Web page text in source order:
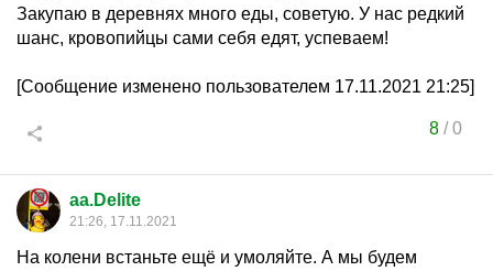
Закупаю в деревнях много еды, советую. У нас редкий
шанс, кровопийцы сами себя едят, успеваем!
[Сообщение изменено пользователем 17.11.2021 21:25]
8/0
aa.Delite
21:26, 17.11.2021
На колени встаньте ещё и умоляйте. А мы будем